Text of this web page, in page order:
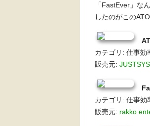
「FastEver」な
したのがこの
カテゴリ: 仕事効
販売元:
カテゴリ: 仕事効
販売元: rakko